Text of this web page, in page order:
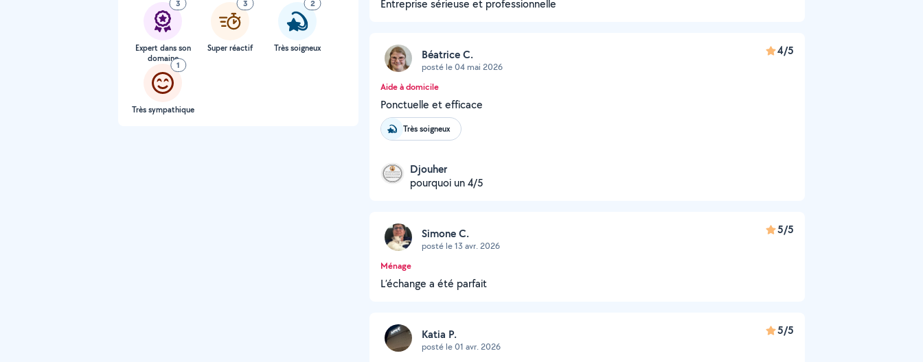
3
Expert dans son
domaine
3
Super réactif
2
Très soigneux
1
Très sympathique
Entreprise sérieuse et professionnelle
Béatrice C.
posté le 04 mai 2026
4/5
Aide à domicile
Ponctuelle et efficace
Très soigneux
Djouher
pourquoi un 4/5
Simone C.
posté le 13 avr. 2026
5/5
Ménage
L’échange a été parfait
Katia P.
posté le 01 avr. 2026
5/5